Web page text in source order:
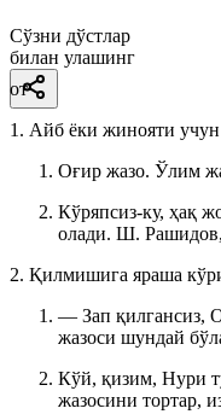
Сўзни дўстлар
билан улашинг
от
1. Айб ёки жинояти учун
Оғир жазо. Ўлим
Кўряпсиз-ку, ҳақ
олади. Ш. Рашидов,
2. Қилмишига яраша
— Зап қилгансиз,
жазоси шундай
Кўй, қизим, Нури
жазосини тортар,